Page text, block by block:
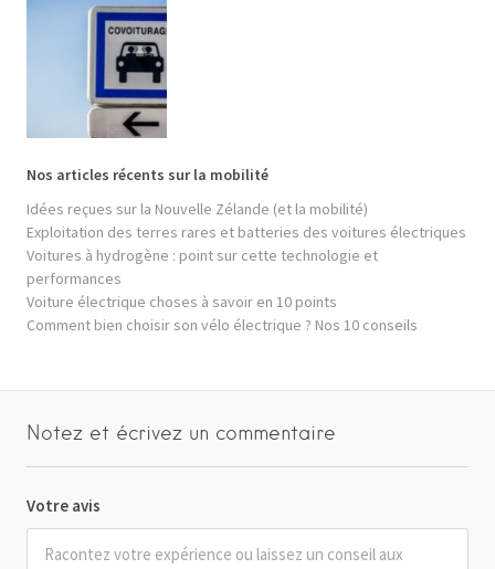
Nos articles récents sur la mobilité
Idées reçues sur la Nouvelle Zélande (et la mobilité)
Exploitation des terres rares et batteries des voitures électriques
Voitures à hydrogène : point sur cette technologie et
performances
Voiture électrique choses à savoir en 10 points
Comment bien choisir son vélo électrique ? Nos 10 conseils
Notez et écrivez un commentaire
Votre avis